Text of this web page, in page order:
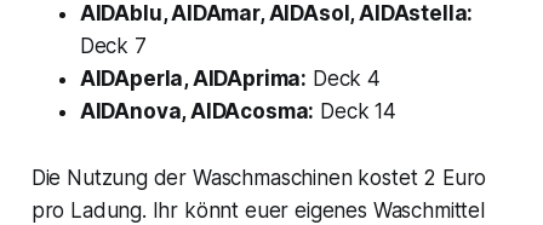
AIDAblu, AIDAmar, AIDAsol, AIDAstella:
Deck 7
AIDAperla, AIDAprima: Deck 4
AIDAnova, AIDAcosma: Deck 14
Die Nutzung der Waschmaschinen kostet 2 Euro
pro Ladung. Ihr könnt euer eigenes Waschmittel